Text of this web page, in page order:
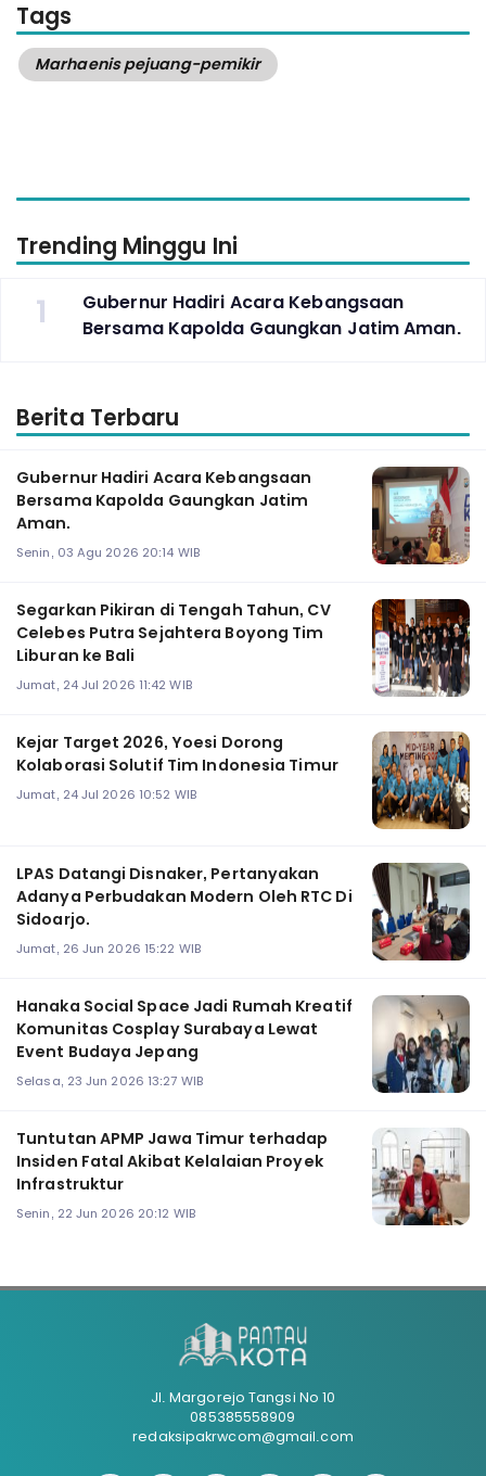
Tags
Marhaenis pejuang-pemikir
Trending Minggu Ini
1
Gubernur Hadiri Acara Kebangsaan
Bersama Kapolda Gaungkan Jatim Aman.
Berita Terbaru
Gubernur Hadiri Acara Kebangsaan
Bersama Kapolda Gaungkan Jatim
Aman.
Senin, 03 Agu 2026 20:14 WIB
Segarkan Pikiran di Tengah Tahun, CV
Celebes Putra Sejahtera Boyong Tim
Liburan ke Bali
Jumat, 24 Jul 2026 11:42 WIB
Kejar Target 2026, Yoesi Dorong
Kolaborasi Solutif Tim Indonesia Timur
Jumat, 24 Jul 2026 10:52 WIB
LPAS Datangi Disnaker, Pertanyakan
Adanya Perbudakan Modern Oleh RTC Di
Sidoarjo.
Jumat, 26 Jun 2026 15:22 WIB
Hanaka Social Space Jadi Rumah Kreatif
Komunitas Cosplay Surabaya Lewat
Event Budaya Jepang
Selasa, 23 Jun 2026 13:27 WIB
Tuntutan APMP Jawa Timur terhadap
Insiden Fatal Akibat Kelalaian Proyek
Infrastruktur
Senin, 22 Jun 2026 20:12 WIB
Jl. Margorejo Tangsi No 10
085385558909
redaksipakrwcom@gmail.com